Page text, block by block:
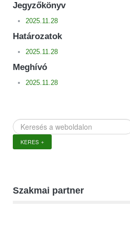
Jegyzőkönyv
2025.11.28
Határozatok
2025.11.28
Meghívó
2025.11.28
Keresés
a
weboldalon
KERES
Szakmai partner